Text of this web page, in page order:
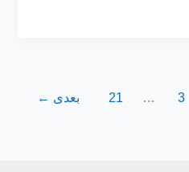
3
…
21 بعدی ←